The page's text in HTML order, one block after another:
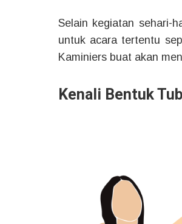
Selain kegiatan sehari-
untuk acara tertentu
Kaminiers buat akan
Kenali Bentuk